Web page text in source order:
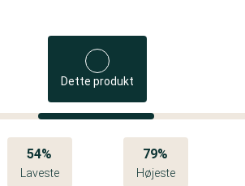
Dette produkt
54%
Laveste
79%
Højeste